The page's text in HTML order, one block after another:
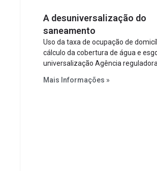
papel regulador da Agência
e Saneamento Básico (ANA) e criar
mecanismos voltados à segurança
contratos.
A desuniversalização do
saneamento
Uso da taxa de ocupação de
cálculo da cobertura de água e
universalização Agência
de variável demográfica.
Mais Informações »